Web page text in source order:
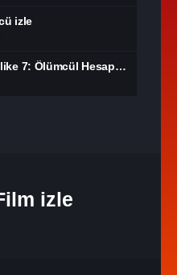
izle
Görevimiz Tehlike 7: Ölümcül Hesaplaşma Bölüm 1 izle
izle